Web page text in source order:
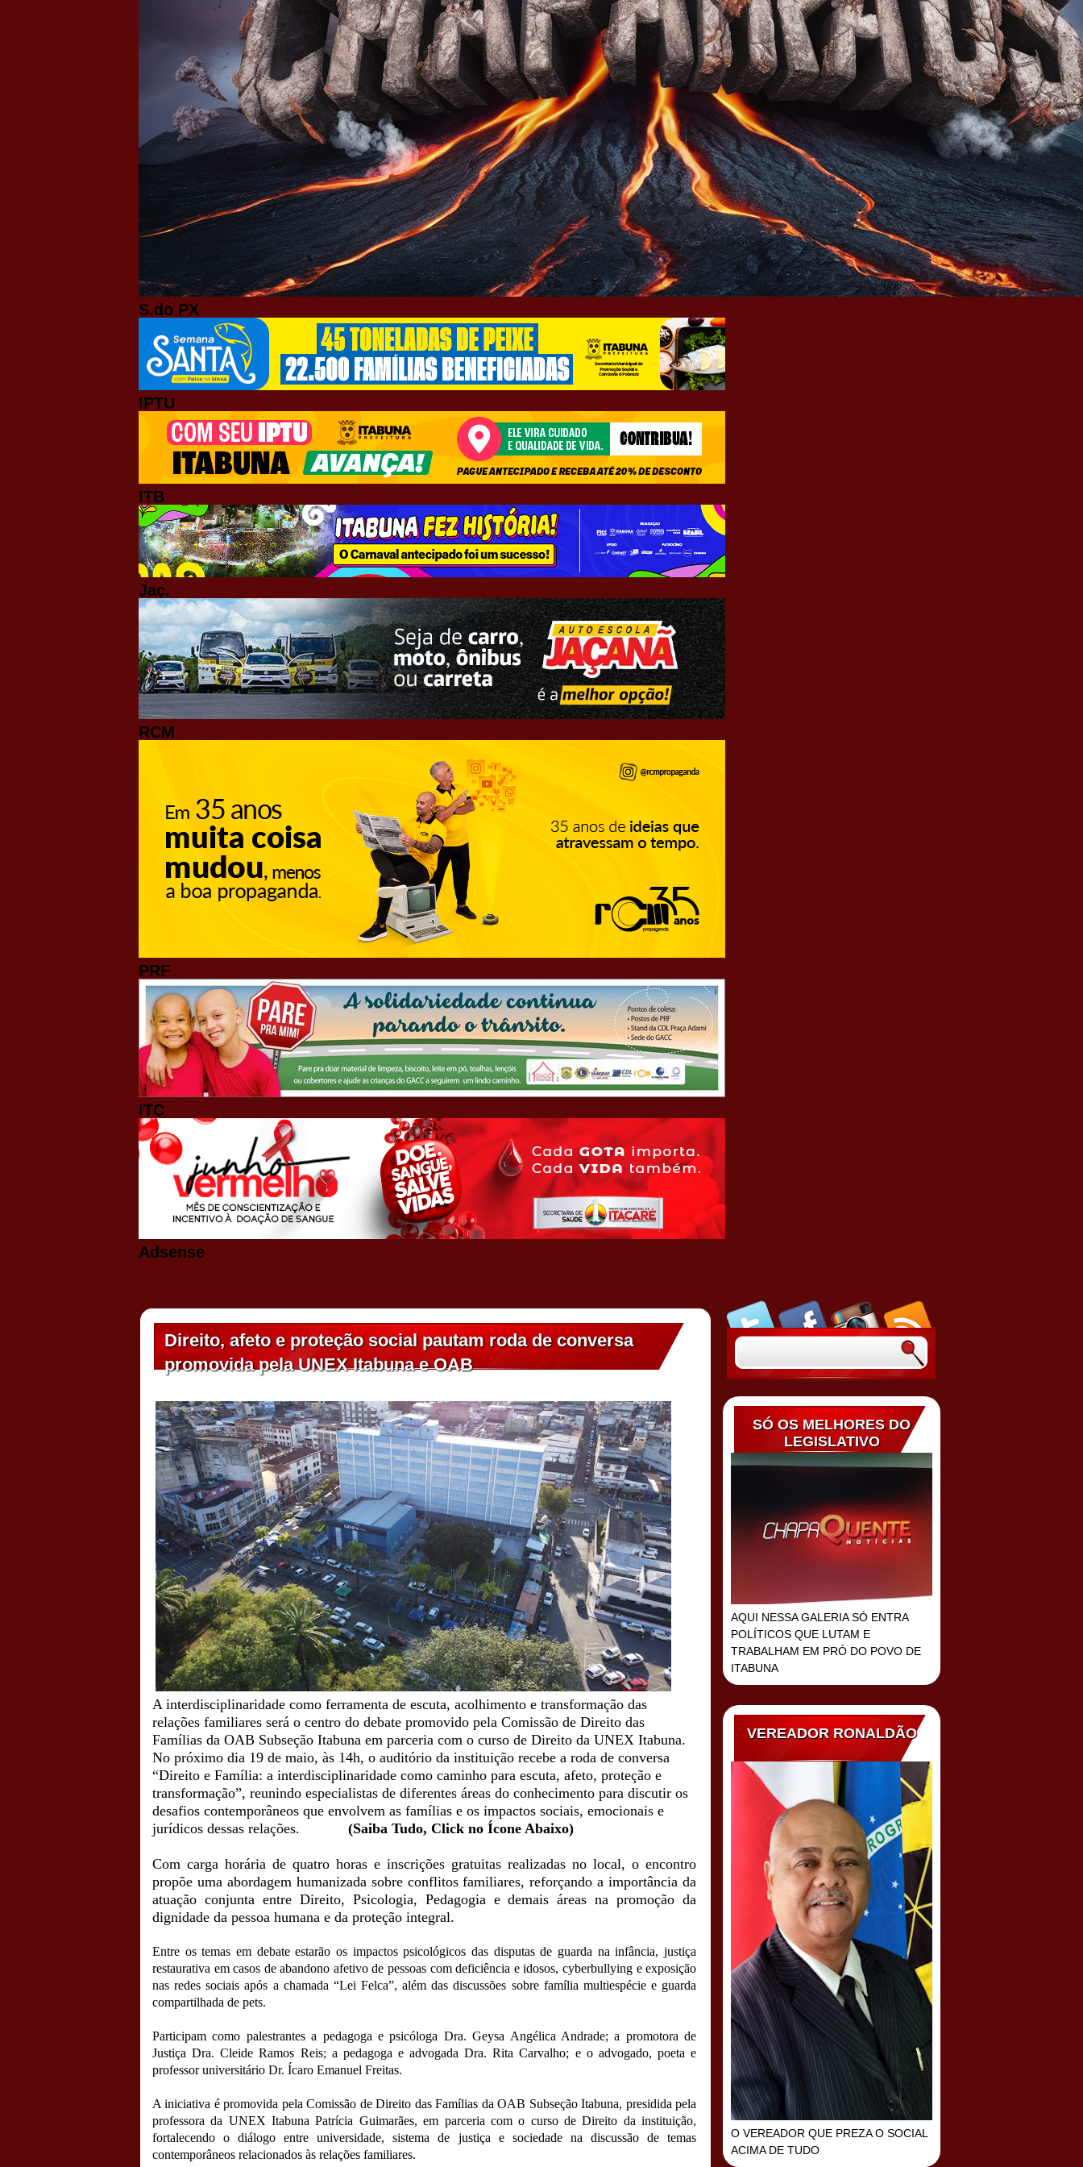
S.do PX
IPTU
ITB
Jaç.
RCM
PRF
ITC
Adsense
Direito, afeto e proteção social pautam roda de conversa
promovida pela UNEX Itabuna e OAB
A interdisciplinaridade como ferramenta de escuta, acolhimento e transformação das
relações familiares será o centro do debate promovido pela Comissão de Direito das
Famílias da OAB Subseção Itabuna em parceria com o curso de Direito da UNEX Itabuna.
No próximo dia 19 de maio, às 14h, o auditório da instituição recebe a roda de conversa
“Direito e Família: a interdisciplinaridade como caminho para escuta, afeto, proteção e
transformação”, reunindo especialistas de diferentes áreas do conhecimento para discutir os
desafios contemporâneos que envolvem as famílias e os impactos sociais, emocionais e
jurídicos dessas relações. (Saiba Tudo, Click no Ícone Abaixo)
Com carga horária de quatro horas e inscrições gratuitas realizadas no local, o encontro
propõe uma abordagem humanizada sobre conflitos familiares,reforçando a importância da
atuação conjunta entre Direito, Psicologia, Pedagogia e demais áreas na promoção da
dignidade da pessoa humana e da proteção integral.
Entre os temas em debate estarão os impactos psicológicos das disputas de guarda na infância,justiça
restaurativa em casos de abandono afetivo de pessoas com deficiência e idosos, cyberbullying e exposição
nas redes sociais após a chamada “Lei Felca”,além das discussões sobre família multiespécie e guarda
compartilhada de pets.
Participam como palestrantes a pedagoga e psicóloga Dra.Geysa Angélica Andrade;a promotora de
Justiça Dra.Cleide Ramos Reis; a pedagoga e advogada Dra.Rita Carvalho; e o advogado, poeta e
professor universitário Dr. Ícaro Emanuel Freitas.
A iniciativa é promovida pela Comissão de Direito das Famílias da OAB Subseção Itabuna, presidida pela
professora da UNEX Itabuna Patrícia Guimarães,em parceria com o curso de Direito da instituição,
fortalecendo o diálogo entre universidade,sistema de justiça e sociedade na discussão de temas
contemporâneos relacionados às relações familiares.
SÓ OS MELHORES DO
LEGISLATIVO
AQUI NESSA GALERIA SÓ ENTRA
POLÍTICOS QUE LUTAM E
TRABALHAM EM PRÓ DO POVO DE
ITABUNA
VEREADOR RONALDÃO
O VEREADOR QUE PREZA O SOCIAL
ACIMA DE TUDO